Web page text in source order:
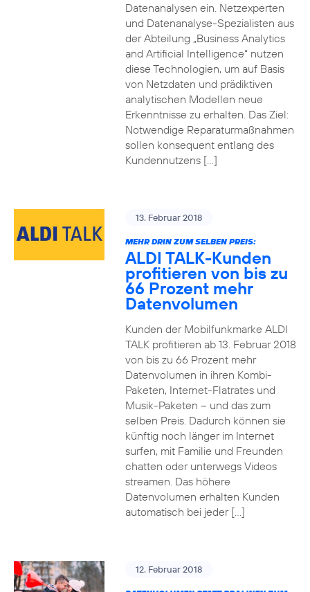
Datenanalysen ein. Netzexperten
und Datenanalyse-Spezialisten aus
der Abteilung „Business Analytics
and Artificial Intelligence“ nutzen
diese Technologien, um auf Basis
von Netzdaten und prädiktiven
analytischen Modellen neue
Erkenntnisse zu erhalten. Das Ziel:
Notwendige Reparaturmaßnahmen
sollen konsequent entlang des
Kundennutzens […]
13. Februar 2018
MEHR DRIN ZUM SELBEN PREIS:
ALDI TALK-Kunden
profitieren von bis zu
66 Prozent mehr
Datenvolumen
Kunden der Mobilfunkmarke ALDI
TALK profitieren ab 13. Februar 2018
von bis zu 66 Prozent mehr
Datenvolumen in ihren Kombi-
Paketen, Internet-Flatrates und
Musik-Paketen – und das zum
selben Preis. Dadurch können sie
künftig noch länger im Internet
surfen, mit Familie und Freunden
chatten oder unterwegs Videos
streamen. Das höhere
Datenvolumen erhalten Kunden
automatisch bei jeder […]
12. Februar 2018